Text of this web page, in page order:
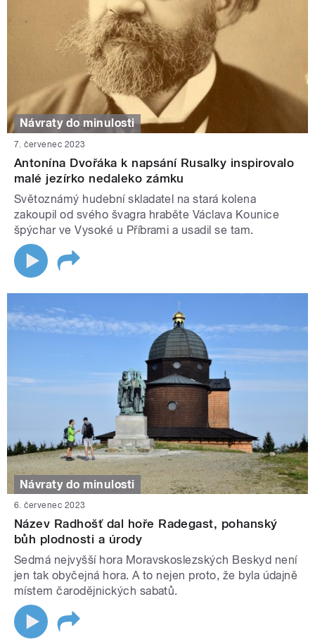
Návraty do minulosti
7. červenec 2023
Antonína Dvořáka k napsání Rusalky inspirovalo
malé jezírko nedaleko zámku
Světoznámý hudební skladatel na stará kolena
zakoupil od svého švagra hraběte Václava Kounice
špýchar ve Vysoké u Příbrami a usadil se tam.
Návraty do minulosti
6. červenec 2023
Název Radhošť dal hoře Radegast, pohanský
bůh plodnosti a úrody
Sedmá nejvyšší hora Moravskoslezských Beskyd není
jen tak obyčejná hora. A to nejen proto, že byla údajně
místem čarodějnických sabatů.